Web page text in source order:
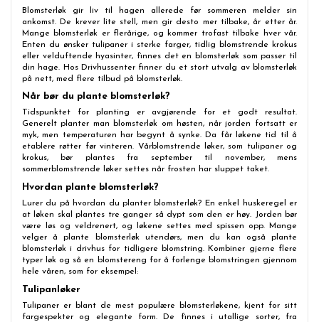
Blomsterløk gir liv til hagen allerede før sommeren melder sin
ankomst. De krever lite stell, men gir desto mer tilbake, år etter år.
Mange blomsterløk er flerårige, og kommer trofast tilbake hver vår.
Enten du ønsker tulipaner i sterke farger, tidlig blomstrende krokus
eller velduftende hyasinter, finnes det en blomsterløk som passer til
din hage. Hos Drivhussenter finner du et stort utvalg av blomsterløk
på nett, med flere tilbud på blomsterløk.
Når bør du plante blomsterløk?
Tidspunktet for planting er avgjørende for et godt resultat.
Generelt planter man blomsterløk om høsten, når jorden fortsatt er
myk, men temperaturen har begynt å synke. Da får løkene tid til å
etablere røtter før vinteren. Vårblomstrende løker, som tulipaner og
krokus, bør plantes fra september til november, mens
sommerblomstrende løker settes når frosten har sluppet taket.
Hvordan plante blomsterløk?
Lurer du på hvordan du planter blomsterløk? En enkel huskeregel er
at løken skal plantes tre ganger så dypt som den er høy. Jorden bør
være løs og veldrenert, og løkene settes med spissen opp. Mange
velger å plante blomsterløk utendørs, men du kan også plante
blomsterløk i drivhus for tidligere blomstring. Kombiner gjerne flere
typer løk og så en blomstereng for å forlenge blomstringen gjennom
hele våren, som for eksempel:
Tulipanløker
Tulipaner er blant de mest populære blomsterløkene, kjent for sitt
fargespekter og elegante form. De finnes i utallige sorter, fra